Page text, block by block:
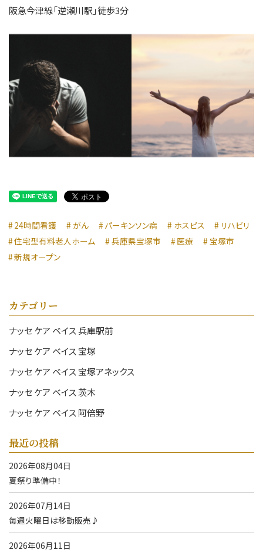
阪急今津線「逆瀬川駅」徒歩3分
24時間看護 がん パーキンソン病 ホスピス
リハビリ
住宅型有料老人ホーム
兵庫県宝塚市 医療
宝塚市
新規オープン
カテゴリー
ナッセ ケア ベイス 兵庫駅前
ナッセ ケア ベイス 宝塚
ナッセ ケア ベイス 宝塚アネックス
ナッセ ケア ベイス 茨木
ナッセ ケア ベイス 阿倍野
最近の投稿
2026年08月04日
夏祭り準備中！
2026年07月14日
毎週火曜日は移動販売♪
2026年06月11日